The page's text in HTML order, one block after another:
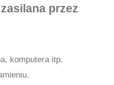
przez
komputera itp.